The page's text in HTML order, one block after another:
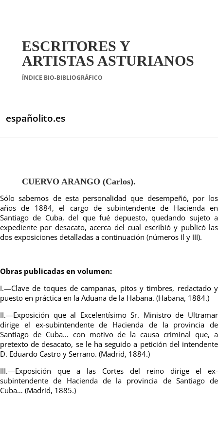
ESCRITORES Y
ARTISTAS ASTURIANOS
ÍNDICE BIO-BIBLIOGRÁFICO
españolito.es
CUERVO ARANGO (Carlos).
Sólo sabemos de esta personalidad que desempeñó, por los
años de 1884, el cargo de subintendente de Hacienda en
Santiago de Cuba, del que fué depuesto, quedando sujeto a
expediente por desacato, acerca del cual escribió y publicó las
dos exposiciones detalladas a continuación (números Il y III).
Obras publicadas en volumen:
I.—Clave de toques de campanas, pitos y timbres, redactado y
puesto en práctica en la Aduana de la Habana. (Habana, 1884.)
II.—Exposición que al Excelentísimo Sr. Ministro de Ultramar
dirige el ex-subintendente de Hacienda de la provincia de
Santiago de Cuba… con motivo de la causa criminal que, a
pretexto de desacato, se le ha seguido a petición del intendente
D. Eduardo Castro y Serrano. (Madrid, 1884.)
III.—Exposición que a las Cortes del reino dirige el ex-
subintendente de Hacienda de la provincia de Santiago de
Cuba… (Madrid, 1885.)